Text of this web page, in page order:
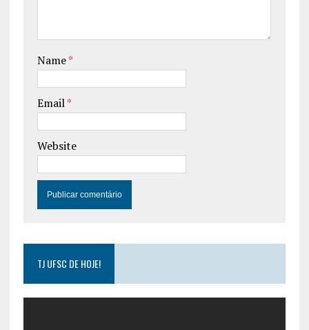
Name*
Email*
Website
TJ UFSC DE HOJE!